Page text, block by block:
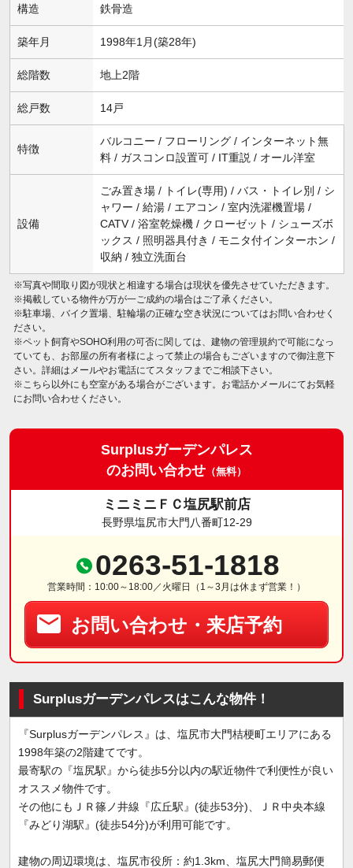
構造 鉄骨造
築年月 1998年1月(築28年)
総階数 地上2階
総戸数 14戸
特徴
バルコニー / フローリング / インターネット無
料 / ガスコンロ設置可 / IT重説 / オール洋室
設備
ごみ置き場 / トイレ(専用) / バス・トイレ別 / シ
ャワー / 給湯 / エアコン / 室内洗濯機置場 /
CATV / 浴室乾燥機 / クローゼット / シューズボ
ックス / 照明器具付き / モニタ付インターホン /
収納 / 独立洗面台
※写真や間取り図が現状と相違する場合は現状を優先させていただきます。
※掲載している物件が万が一ご成約の場合はご了承ください。
※駐車場、バイク置場、駐輪場の正確な空き状況についてはお問い合わせく
ださい。
※ペット飼育やSOHO利用の可否に関しては、建物の管理規約で可能になっ
ていても、お部屋の所有者様によって禁止の場合もございますので御注意下
さい。詳細はメールやお電話にてスタッフまでご相談下さい。
※こちら以外にも空室がある場合がございます。お電話かメールにてお気軽
にお問い合わせください。
Surplusガーデンパレス
のお問い合わせ （無料）
ミニミニＦＣ塩尻駅前店
長野県塩尻市大門八番町12-29
0263-51-1818
営業時間：10:00～18:00／火曜日（1～3月は休まず営業！）
お問い合わせ・来店予約
Surplusガーデンパレスはこんな物件！
『Surplusガーデンパレス』は、塩尻市大門桔梗町エリアにある
1998年築の2階建てです。
最寄駅の『塩尻駅』から徒歩5分以内の駅近物件で利便性が良い
オススメ物件です。
その他にもＪＲ篠ノ井線『広丘駅』(徒歩53分)、ＪＲ中央本線
『みどり湖駅』(徒歩54分)が利用可能です。
建物の周辺環境は、塩尻市役所：約1.3km、塩尻大門簡易郵便